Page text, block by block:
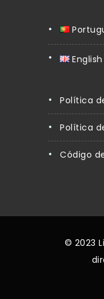
English
Política
Política
Código
© 2023